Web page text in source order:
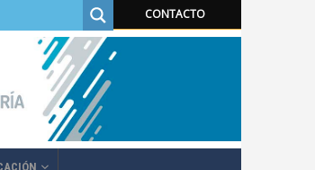
CONTACTO